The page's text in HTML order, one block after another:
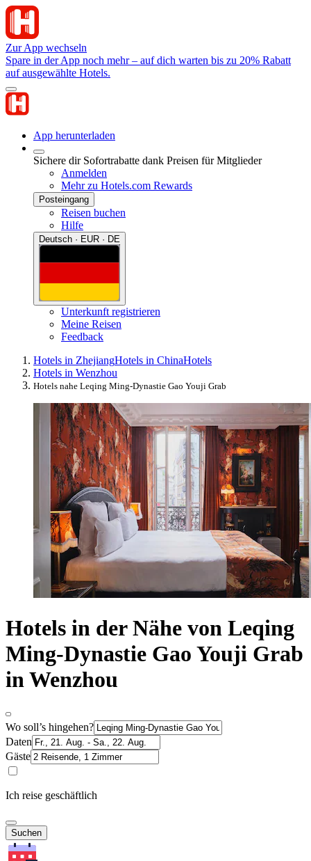
Zur App wechseln
Spare in der App noch mehr – auf dich warten bis zu 20% Rabatt
auf ausgewählte Hotels.
App herunterladen
Sichere dir Sofortrabatte dank Preisen für Mitglieder
Anmelden
Mehr zu Hotels.com Rewards
Posteingang
Reisen buchen
Hilfe
Deutsch · EUR · DE
Unterkunft registrieren
Meine Reisen
Feedback
Hotels in ZhejiangHotels in ChinaHotels
Hotels in Wenzhou
Hotels nahe Leqing Ming-Dynastie Gao Youji Grab
Hotels in der Nähe von Leqing
Ming-Dynastie Gao Youji Grab
in Wenzhou
Wo soll’s hingehen?
Daten
Gäste
Ich reise geschäftlich
Suchen